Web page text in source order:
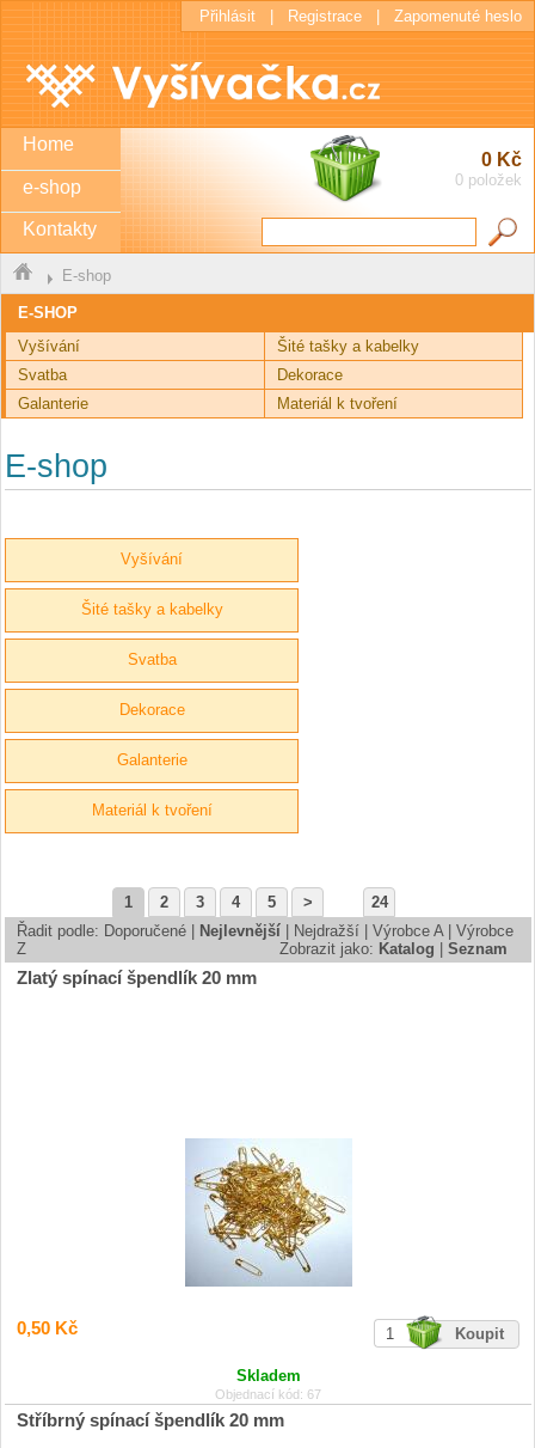
0 Kč
0 položek
Přihlásit Registrace Zapomenuté heslo
Home
e-shop
Kontakty
E-shop
E-SHOP
Vyšívání
Šité tašky a kabelky
Svatba
Dekorace
Galanterie
Materiál k tvoření
E-shop
Vyšívání
Šité tašky a kabelky
Svatba
Dekorace
Galanterie
Materiál k tvoření
1 2 3 4 5 >
24
Řadit podle: Doporučené Nejlevnější Nejdražší Výrobce A| Výrobce
Z
Zobrazit jako: Katalog Seznam
Zlatý spínací špendlík 20 mm
0,50 Kč
Skladem
Objednací kód: 67
Stříbrný spínací špendlík 20 mm